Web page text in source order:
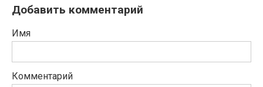
Добавить комментарий
Имя
Комментарий